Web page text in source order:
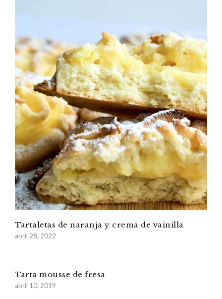
Tartaletas de naranja y crema de vainilla
abril 28, 2022
Tarta mousse de fresa
abril 10, 2019